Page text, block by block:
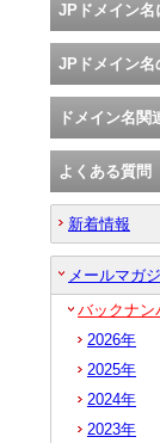
JPドメイン名
JPドメイン名
ドメイン名関
よくある質問
新着情報
メールマガ
バックナン
2026年
2025年
2024年
2023年